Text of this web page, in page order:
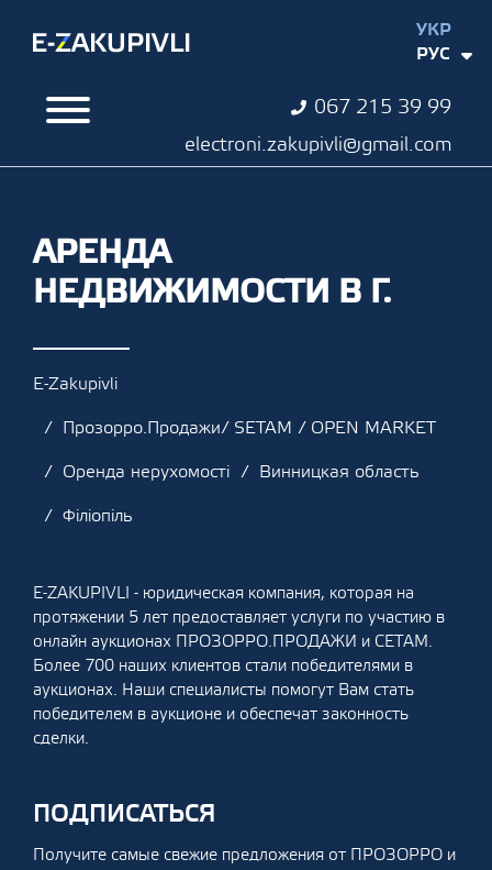
067 215 39 99
electroni.zakupivli@gmail.com
УКР
РУС
АРЕНДА
НЕДВИЖИМОСТИ В Г.
E-Zakupivli
Прозорро.Продажи/ SETAM / OPEN MARKET
Оренда нерухомості
Винницкая область
Філіопіль
E-ZAKUPIVLI - юридическая компания, которая на
протяжении 5 лет предоставляет услуги по участию в
онлайн аукционах ПРОЗОРРО.ПРОДАЖИ и СЕТАМ.
Более 700 наших клиентов стали победителями в
аукционах. Наши специалисты помогут Вам стать
победителем в аукционе и обеспечат законность
сделки.
ПОДПИСАТЬСЯ
Получите самые свежие предложения от ПРОЗОРРО и